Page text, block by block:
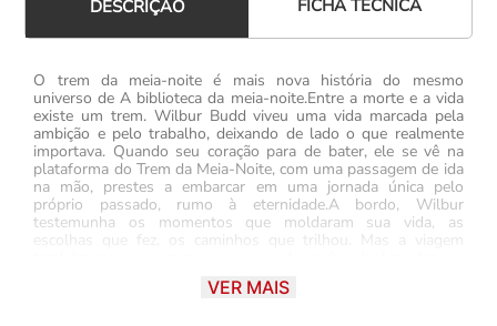
DESCRIÇÃO FICHA TÉCNICA
O trem da meia-noite é mais nova história do mesmo
universo de A biblioteca da meia-noite.Entre a morte e a vida
existe um trem. Wilbur Budd viveu uma vida marcada pela
ambição e pelo trabalho, deixando de lado o que realmente
importava. Quando seu coração para de bater, ele se vê na
plataforma do Trem da Meia-Noite, com uma passagem de ida
na mão, prestes a embarcar em uma jornada única pelo
próprio passado, rumo à eternidade.A bordo, Wilbur
testemunha os momentos que moldaram sua vida, as
escolhas que fez, os caminhos que trilhou. Mas a viagem
forma de enxergar tudo o que viveu, revelando o peso de
suas escolhas. O problema é que ele não pode alterar o
VER MAIS